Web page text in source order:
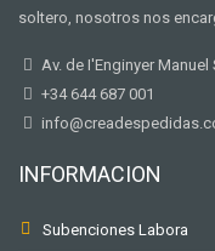
soltero, nosotros nos
Av. de I'Enginyer
+34 644 687 001
INFORMACION
Subenciones Labora